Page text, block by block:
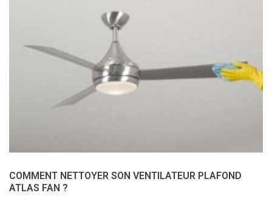
COMMENT NETTOYER SON VENTILATEUR PLAFOND
ATLAS FAN ?